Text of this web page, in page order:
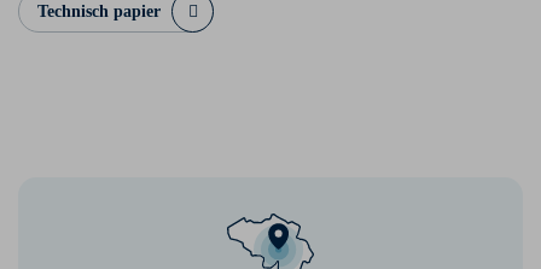
Technisch papier